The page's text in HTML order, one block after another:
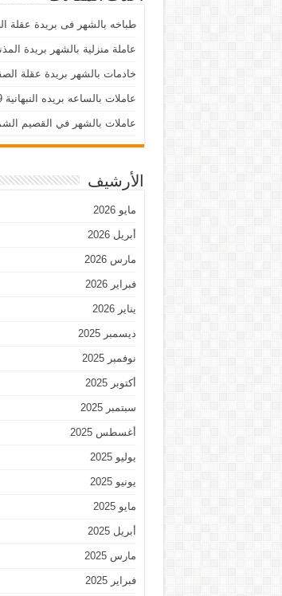
طباخه بالشهر فى بريدة عقلة الصقور
عاملة منزلية بالشهر بريدة المذنب
خادمات بالشهر بريدة عقلة الصقور
عاملات بالساعه بريده النبهانية 0547295429
عاملات بالشهر في القصيم الشماسية
الأرشيف
مايو 2026
أبريل 2026
مارس 2026
فبراير 2026
يناير 2026
ديسمبر 2025
نوفمبر 2025
أكتوبر 2025
سبتمبر 2025
أغسطس 2025
يوليو 2025
يونيو 2025
مايو 2025
أبريل 2025
مارس 2025
فبراير 2025